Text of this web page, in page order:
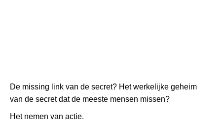
De missing link van de secret? Het werkelijke geheim
van de secret dat de meeste mensen missen?
Het nemen van actie.